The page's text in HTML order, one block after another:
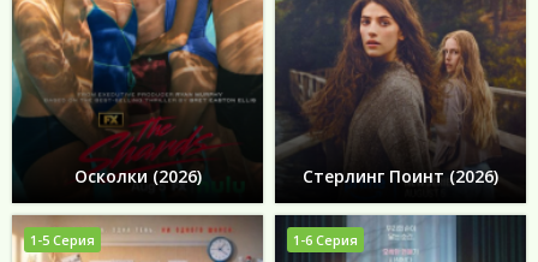
Осколки (2026) Стерлинг Поинт (2026)
1-5 Серия 1-6 Серия